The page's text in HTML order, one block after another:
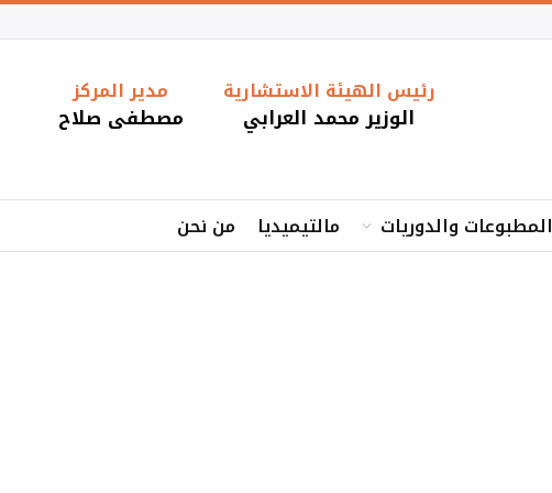
رئيس الهيئة الاستشارية
الوزير محمد العرابي
مدير المركز
مصطفى صلاح
المطبوعات والدوريات مالتيميديا من نحن